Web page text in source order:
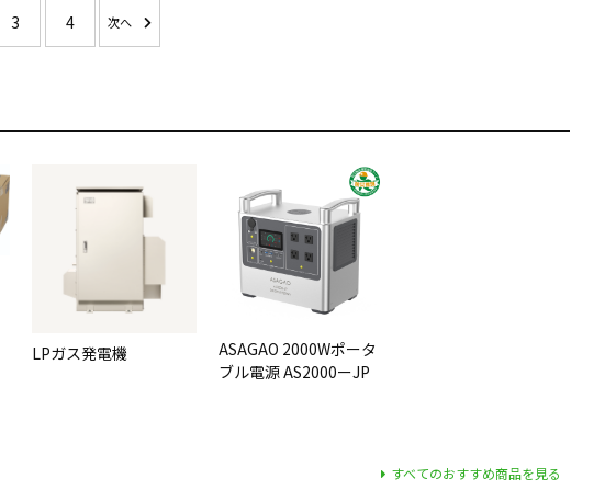
3 4
LPガス発電機
ASAGAO 2000Wポータ
ブル電源 AS2000ーJP
すべてのおすすめ商品を見る